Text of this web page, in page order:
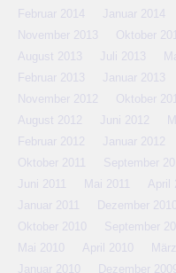
Februar 2014
Januar 2014
November 2013
Oktober
August 2013
Juli 2013
Februar 2013
Januar 2013
November 2012
Oktober
August 2012
Juni 2012
Februar 2012
Januar 2012
Oktober 2011
September
Juni 2011
Mai 2011 April
Januar 2011
Dezember 2010
Oktober 2010
September
Mai 2010
April 2010
Januar 2010
Dezember